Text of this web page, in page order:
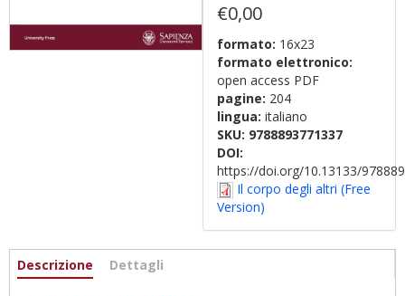
€0,00
formato: 16x23
formato elettronico:
open access PDF
pagine: 204
lingua: italiano
SKU: 9788893771337
DOI:
https://doi.org/10.13133/
Il corpo degli altri (Free
Version)
Informazioni
Descrizione (active
Dettagli